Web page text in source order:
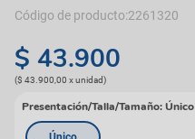
2261320
$ 43.900
($ 43.900,00 xunidad)
Presentación/Talla/Tamaño:Único